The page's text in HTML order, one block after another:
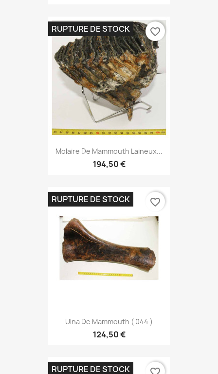
Molaire De Mammouth Laineux...
194,50 €
RUPTURE DE STOCK favorite_border
Ulna De Mammouth ( 044 )
124,50 €
RUPTURE DE STOCK favorite_border
RUPTURE DE STOCK